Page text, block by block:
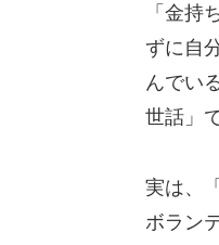
「金持
ずに自
んでい
世話」
実は、
ボラン